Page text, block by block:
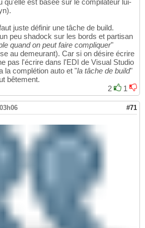
juste définir une tâche de build.
peu shadock sur les bords et partisan
quand on peut faire compliquer"
au demeurant). Car si on désire écrire
pas l'écrire dans l'EDI de Visual Studio
la complétion auto et "la tâche de build"
bêtement.
2
1
#71